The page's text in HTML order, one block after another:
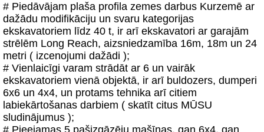
# Piedāvājam plaša profila zemes darbus Kurzemē ar
dažādu modifikāciju un svaru kategorijas
ekskavatoriem līdz 40 t, ir arī ekskavatori ar garajām
strēlēm Long Reach, aizsniedzamība 16m, 18m un 24
metri ( izcenojumi dažādi );
# Vienlaicīgi varam strādāt ar 6 un vairāk
ekskavatoriem vienā objektā, ir arī buldozers, dumperi
6x6 un 4x4, un protams tehnika arī citiem
labiekārtošanas darbiem ( skatīt citus MŪSU
sludinājumus );
# Pieejamas 5 pašizgāzēju mašīnas, gan 6x4, gan